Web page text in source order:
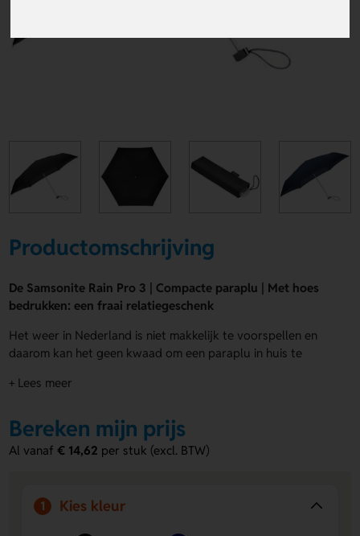
Productomschrijving
De Samsonite Rain Pro 3 | Compacte paraplu | Met hoes
bedrukken: een fraai relatiegeschenk
Het weer in Nederland is niet makkelijk te voorspellen en
daarom kan het geen kwaad om een paraplu in huis te
aan goede storm paraplu’s. Laat de Samsonite Rain Pro 3 |
Rain Pro 3 | Compacte paraplu | Met hoes bedrukken beschik
je over een fraai relatiegeschenk. Maar de Samsonite Rain
Pro 3 | Compacte paraplu | Met hoes bedrukken is ook
+ Lees meer
Bereken mijn prijs
Al vanaf€ 14,62 per stuk (excl. BTW)
1 Kies kleur